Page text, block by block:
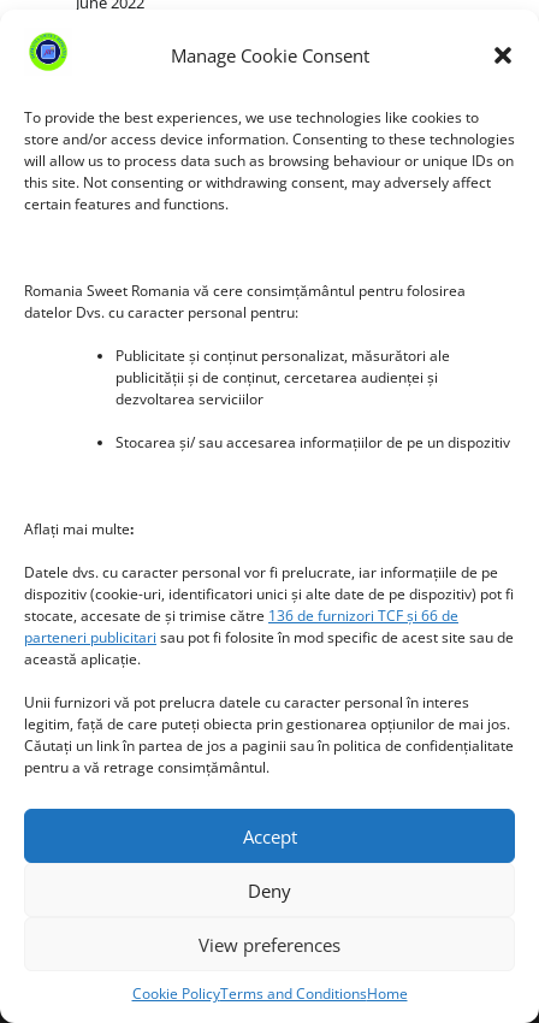
Manage Cookie Consent
To provide the best experiences, we use technologies like cookies to
store and/or access device information. Consenting to these technologies
will allow us to process data such as browsing behaviour or unique IDs on
this site. Not consenting or withdrawing consent, may adversely affect
certain features and functions.
Romania Sweet Romania vă cere consimțământul pentru folosirea
datelor Dvs. cu caracter personal pentru:
Publicitate și conținut personalizat, măsurători ale
publicității și de conținut, cercetarea audienței și
dezvoltarea serviciilor
Stocarea și/ sau accesarea informațiilor de pe un dispozitiv
Aflați mai multe:
Datele dvs. cu caracter personal vor fi prelucrate, iar informațiile de pe
dispozitiv (cookie-uri, identificatori unici și alte date de pe dispozitiv) pot fi
stocate, accesate de și trimise către 136 de furnizori TCF și 66 de
parteneri publicitari sau pot fi folosite în mod specific de acest site sau de
această aplicație.
Unii furnizori vă pot prelucra datele cu caracter personal în interes
legitim, față de care puteți obiecta prin gestionarea opțiunilor de mai jos.
Căutați un link în partea de jos a paginii sau în politica de confidențialitate
pentru a vă retrage consimțământul.
Accept
Deny
View preferences
Cookie PolicyTerms and ConditionsHome
July 2021
June 2021
May 2021
March 2021
January 2021
December 2020
October 2020
August 2020
July 2020
May 2020
March 2020
Privacy & Cookies: This site uses cookies. By continuing to use this
To find out more, including how to control cookies, see here: